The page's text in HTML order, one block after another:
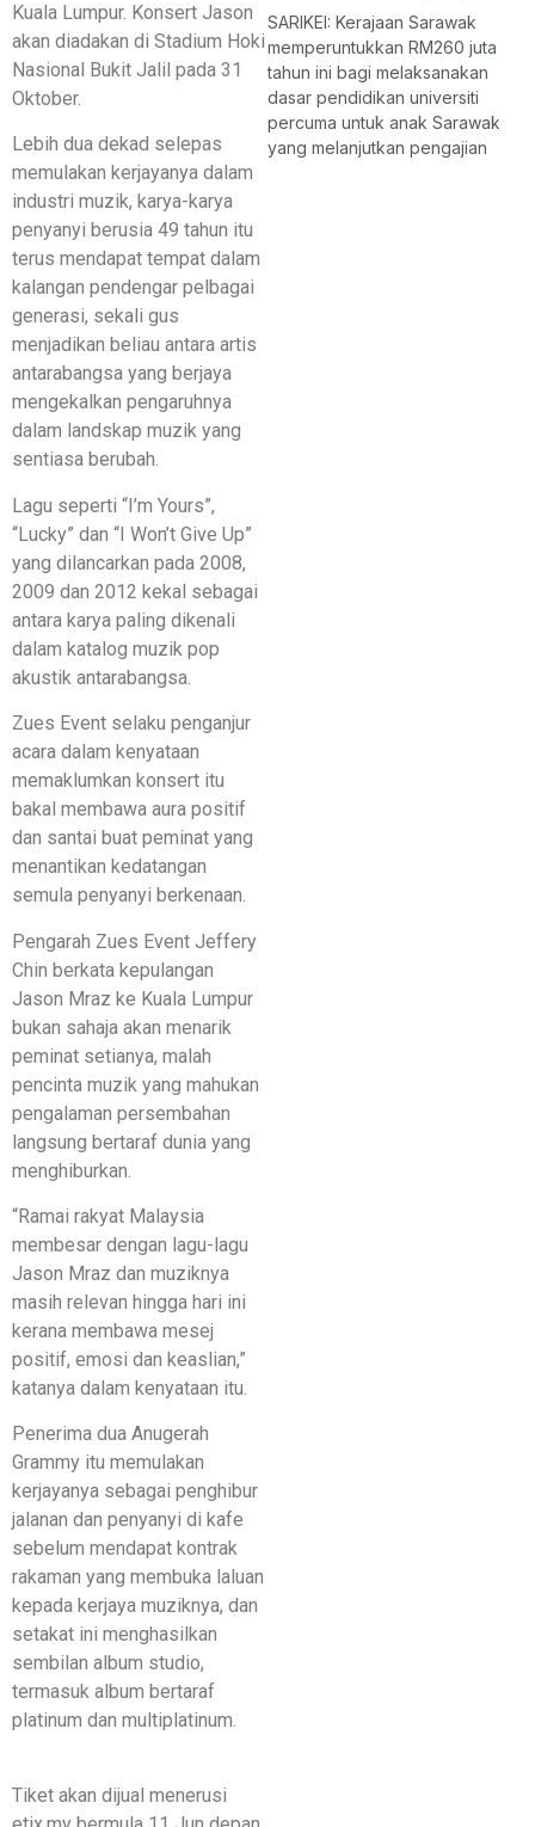
Kuala Lumpur. Konsert Jason
akan diadakan di Stadium Hoki
Nasional Bukit Jalil pada 31
Oktober.
Lebih dua dekad selepas
memulakan kerjayanya dalam
industri muzik, karya-karya
penyanyi berusia 49 tahun itu
terus mendapat tempat dalam
kalangan pendengar pelbagai
generasi, sekali gus
menjadikan beliau antara artis
antarabangsa yang berjaya
mengekalkan pengaruhnya
dalam landskap muzik yang
sentiasa berubah.
Lagu seperti “I’m Yours”,
“Lucky” dan “I Won’t Give Up”
yang dilancarkan pada 2008,
2009 dan 2012 kekal sebagai
antara karya paling dikenali
dalam katalog muzik pop
akustik antarabangsa.
Zues Event selaku penganjur
acara dalam kenyataan
memaklumkan konsert itu
bakal membawa aura positif
dan santai buat peminat yang
menantikan kedatangan
semula penyanyi berkenaan.
Pengarah Zues Event Jeffery
Chin berkata kepulangan
Jason Mraz ke Kuala Lumpur
bukan sahaja akan menarik
peminat setianya, malah
pencinta muzik yang mahukan
pengalaman persembahan
langsung bertaraf dunia yang
menghiburkan.
“Ramai rakyat Malaysia
membesar dengan lagu-lagu
Jason Mraz dan muziknya
masih relevan hingga hari ini
kerana membawa mesej
positif, emosi dan keaslian,”
katanya dalam kenyataan itu.
Penerima dua Anugerah
Grammy itu memulakan
kerjayanya sebagai penghibur
jalanan dan penyanyi di kafe
sebelum mendapat kontrak
rakaman yang membuka laluan
kepada kerjaya muziknya, dan
setakat ini menghasilkan
sembilan album studio,
termasuk album bertaraf
platinum dan multiplatinum.
Tiket akan dijual menerusi
SARIKEI: Kerajaan Sarawak
memperuntukkan RM260 juta
tahun ini bagi melaksanakan
dasar pendidikan universiti
percuma untuk anak Sarawak
yang melanjutkan pengajian